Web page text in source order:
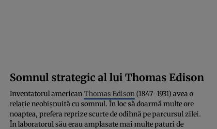
Somnul strategic al lui Thomas Edison
Inventatorul americanThomas Edison (1847–1931) avea o
relație neobișnuită cu somnul. În loc să doarmă multe ore
noaptea, prefera reprize scurte de odihnă pe parcursul zilei.
În laboratorul său erau amplasate mai multe paturi de